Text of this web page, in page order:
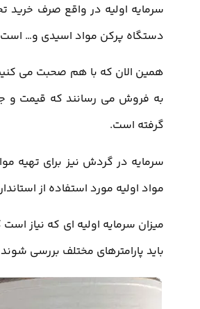
سرمایه اولیه در واقع صرف خرید
دستگاه پرکن مواد اسیدی و…
همین الان که با هم صحبت می
به فروش می رسانند که قیمت و
گرفته است.
سرمایه در گردش نیز برای تهیه
مواد اولیه مورد استفاده از
میزان سرمایه اولیه ای که نیاز
باید پارامترهای مختلف بررسی